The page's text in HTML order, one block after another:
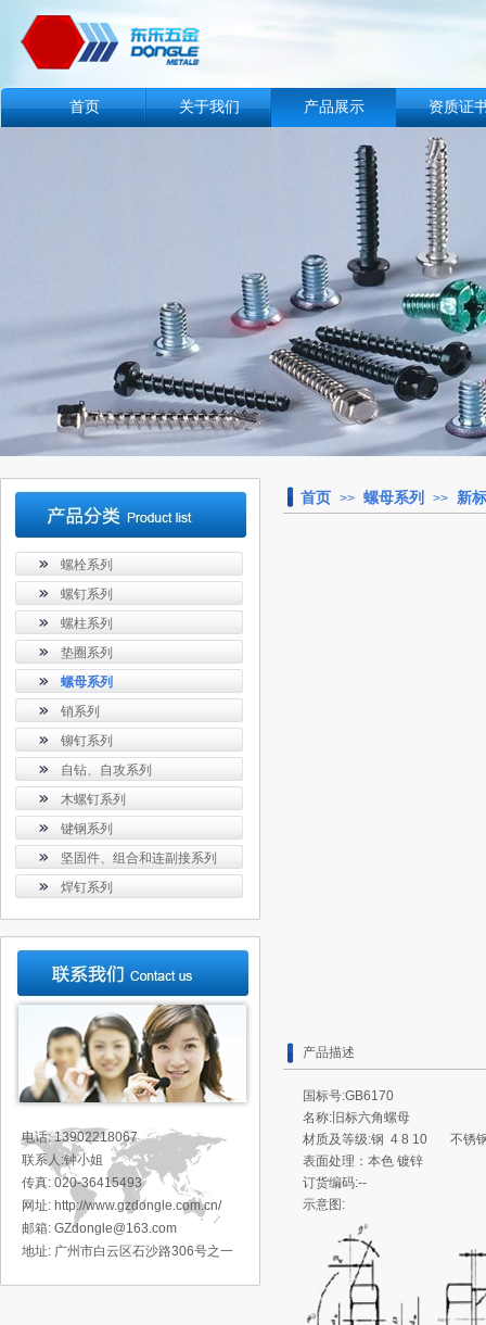
首页 关于我们 产品展示 资质证
首页 >> 螺母系列 >> 新
产品描述
国标号:GB6170
名称:旧标六角螺母
材质及等级:钢 4 8 10 不锈
表面处理：本色 镀锌
订货编码:--
示意图:
螺栓系列
螺钉系列
螺柱系列
垫圈系列
螺母系列
销系列
铆钉系列
自钻、自攻系列
木螺钉系列
键钢系列
坚固件、组合和连副接系列
焊钉系列
电话: 13902218067
联系人:钟小姐
传真: 020-36415493
网址: http://www.gzdongle.com.cn/
邮箱: GZdongle@163.com
地址: 广州市白云区石沙路306号之一